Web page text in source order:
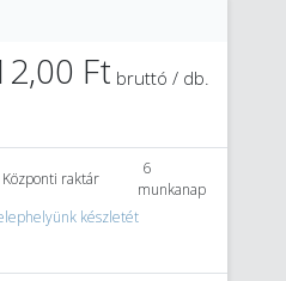
Ft bruttó / db.
Központi raktár
6
munkanap
készletét